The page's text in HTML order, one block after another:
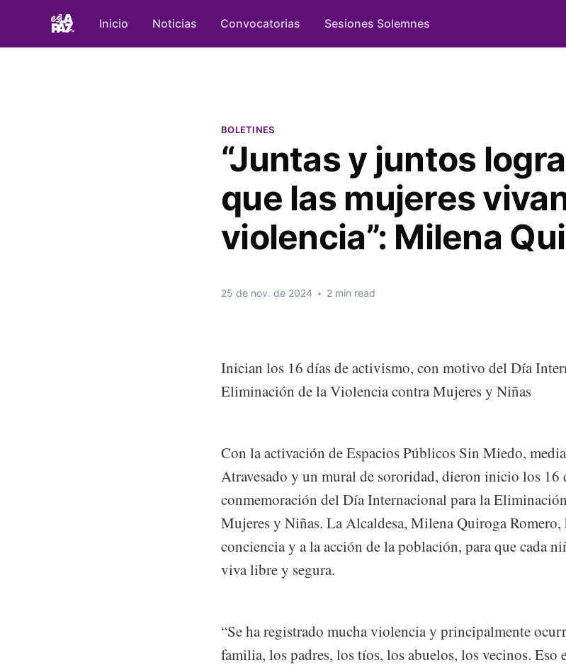
Inicio Noticias Convocatorias Sesiones Solemnes
BOLETINES
“Juntas y juntos
que las mujeres
violencia”: Milena
25 de nov. de 2024 • 2 min read
Inician los 16 días de activismo, con motivo del Día
Eliminación de la Violencia contra Mujeres y Niñas
Con la activación de Espacios Públicos Sin Miedo,
Atravesado y un mural de sororidad, dieron inicio los 16
conmemoración del Día Internacional para la
Mujeres y Niñas. La Alcaldesa, Milena Quiroga
conciencia y a la acción de la población, para que cada
viva libre y segura.
“Se ha registrado mucha violencia y principalmente
familia, los padres, los tíos, los abuelos, los vecinos. Eso